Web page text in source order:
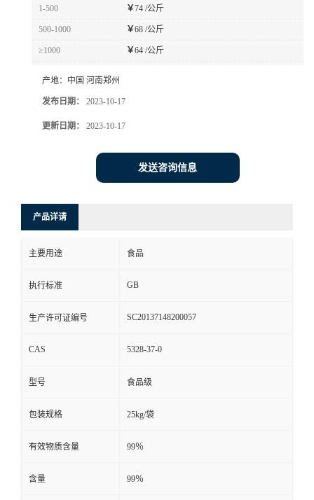
1-500 ￥74 /公斤
500-1000 ￥68 /公斤
≥1000 ￥64 /公斤
产地： 中国 河南郑州
发布日期： 2023-10-17
更新日期： 2023-10-17
发送咨询信息
产品详请
主要用途 食品
执行标准 GB
生产许可证编号 SC20137148200057
CAS 5328-37-0
型号 食品级
包装规格 25kg/袋
有效物质含量 99％
含量 99％